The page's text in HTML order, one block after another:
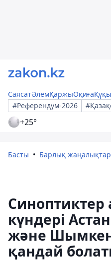
СаясатӘлемҚаржыОқиға
#Референдум-2026
+25°
Басты Барлық жаңалықтар
Синоптиктер
күндері
және
қандай